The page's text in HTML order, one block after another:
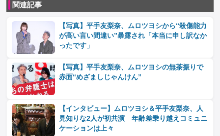
関連記事
【写真】平手友梨奈、ムロツヨシから“殺傷能力
が高い言い間違い”暴露され「本当に申し訳なか
ったです」
【写真】平手友梨奈、ムロツヨシの無茶振りで
赤面“めざましじゃんけん”
【インタビュー】ムロツヨシ＆平手友梨奈、人
見知りな2人が初共演 年齢差乗り越えコミュニ
ケーションは上々